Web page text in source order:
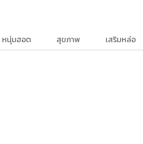
หนุ่มฮอต สุขภาพ เสริมหล่อ